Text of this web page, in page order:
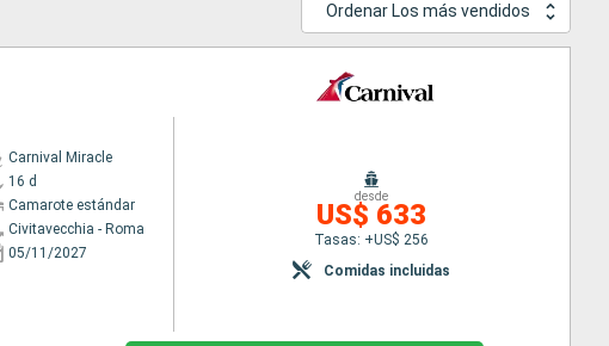
Ordenar Los más vendidos
Carnival Miracle
16 d
Camarote estándar
Civitavecchia - Roma
05/11/2027
desde
US$ 633
Tasas: +US$ 256
Comidas incluidas